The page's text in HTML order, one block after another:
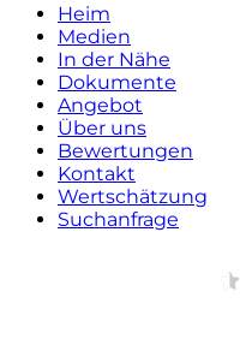
Heim
Medien
In der Nähe
Dokumente
Angebot
Über uns
Bewertungen
Kontakt
Wertschätzung
Suchanfrage